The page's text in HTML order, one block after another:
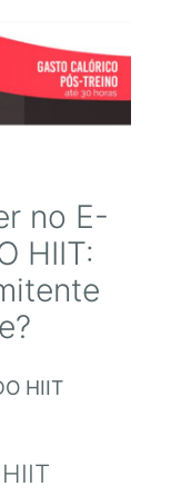
no E-
HIIT: